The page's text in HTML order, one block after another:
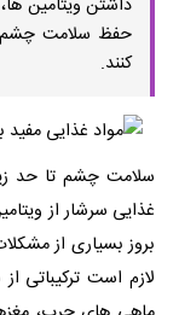
داشتن ویتامین
حفظ سلامت چشم
‌کنند.
سلامت چشم تا حد
غذایی سرشار از
بروز بسیاری از
لازم است ترکیباتی